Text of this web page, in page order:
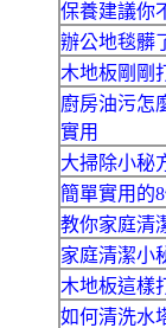
保養建議你
辦公地毯髒
木地板剛剛
廚房油污怎
實用
大掃除小秘
簡單實用的
教你家庭清
家庭清潔小
木地板這樣
如何清洗水